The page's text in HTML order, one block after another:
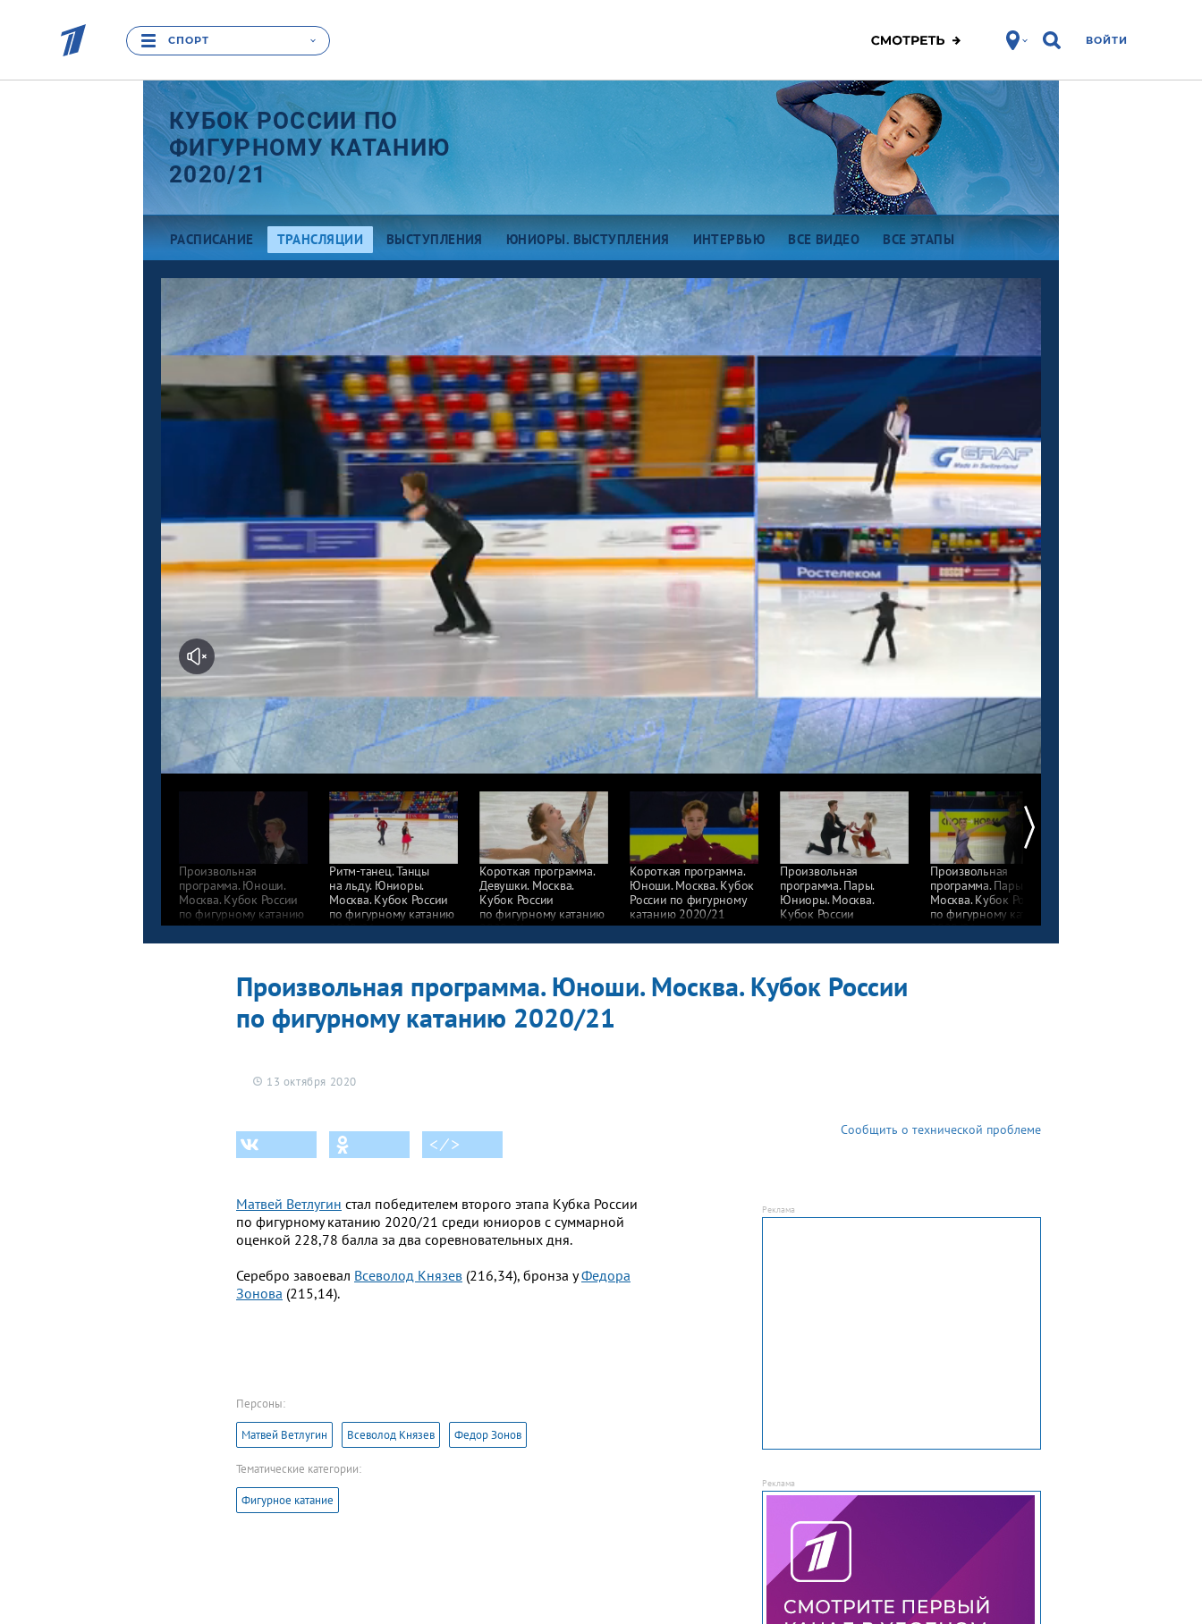
СПОРТ ВОЙТИ
КУБОК РОССИИ ПО
ФИГУРНОМУ КАТАНИЮ
2020/21
РАСПИСАНИЕ ТРАНСЛЯЦИИ ВЫСТУПЛЕНИЯ ЮНИОРЫ. ВЫСТУПЛЕНИЯ ИНТЕРВЬЮ ВСЕ ВИДЕО
Первый этап: Сызрань
Второй этап: Москва
Третий этап: Сочи
Четвертый этап: Казань
Пятый этап: Москва
ВСЕ ЭТАПЫ
Произвольная
программа. Юноши.
Москва. Кубок России
по фигурному катанию
2020/21
Ритм-танец. Танцы
на льду. Юниоры.
Москва. Кубок России
по фигурному катанию
2020/21
Короткая программа.
Девушки. Москва.
Кубок России
по фигурному катанию
2020/21
Короткая программа.
Юноши. Москва. Кубок
России по фигурному
катанию 2020/21
Произвольная
программа. Пары.
Юниоры. Москва.
Кубок России
по фигурному катанию
2020/21
Произвольная
программа. Пары.
Москва. Кубок России
по фигурному катанию
2020/21
Произвольная программа. Юноши. Москва. Кубок России
по фигурному катанию 2020/21
13 октября 2020
< ⁄ >
Сообщить о технической проблеме
Матвей Ветлугин стал победителем второго этапа Кубка России
по фигурному катанию 2020/21 среди юниоров c суммарной
оценкой 228,78 балла за два соревновательных дня.
Серебро завоевал Всеволод Князев (216,34), бронза уФедора
Зонова (215,14).
Персоны:
Матвей Ветлугин Всеволод Князев Федор Зонов
Тематические категории:
Фигурное катание